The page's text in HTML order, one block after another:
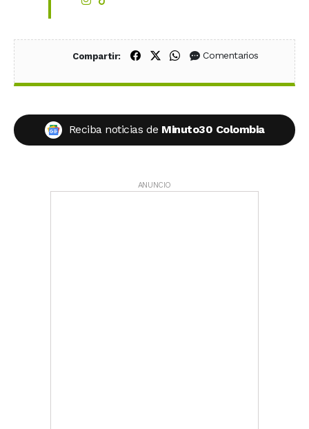
Compartir: Compartir en Facebook
Compartir en X (Twitter)
Compartir en WhatsApp
Comentarios
Reciba noticias de Minuto30 Colombia
ANUNCIO